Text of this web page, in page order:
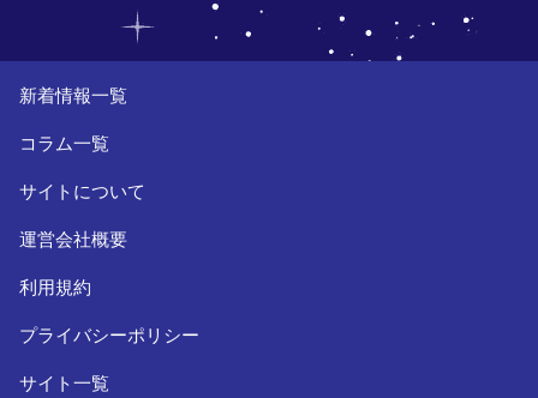
新着情報一覧
コラム一覧
サイトについて
運営会社概要
利用規約
プライバシーポリシー
サイト一覧